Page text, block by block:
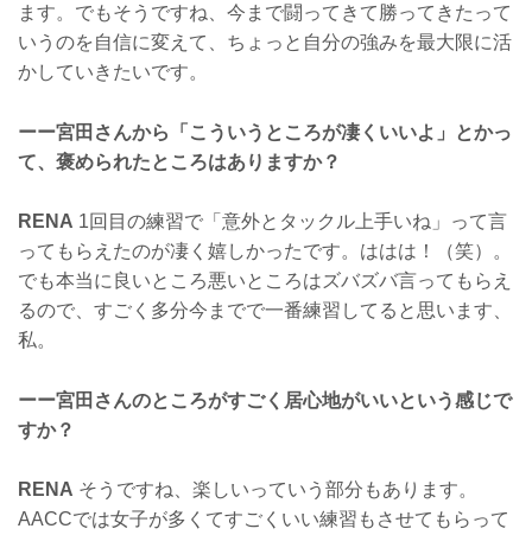
ます。でもそうですね、今まで闘ってきて勝ってきたって
いうのを自信に変えて、ちょっと自分の強みを最大限に活
かしていきたいです。
ーー宮田さんから「こういうところが凄くいいよ」とかっ
て、褒められたところはありますか？
RENA 1回目の練習で「意外とタックル上手いね」って言
ってもらえたのが凄く嬉しかったです。ははは！（笑）。
でも本当に良いところ悪いところはズバズバ言ってもらえ
るので、すごく多分今までで一番練習してると思います、
私。
ーー宮田さんのところがすごく居心地がいいという感じで
すか？
RENA そうですね、楽しいっていう部分もあります。
AACCでは女子が多くてすごくいい練習もさせてもらって